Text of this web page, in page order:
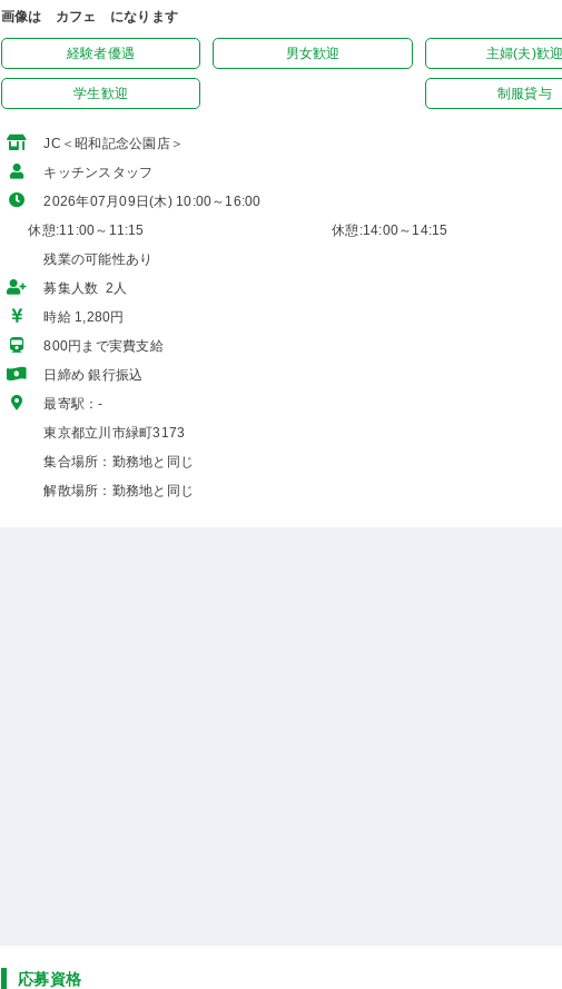
画像は カフェ になります
経験者優遇 男女歓迎 主婦(夫)歓
学生歓迎 制服貸与
JC＜昭和記念公園店＞
キッチンスタッフ
2026年07月09日(木) 10:00～16:00
休憩:11:00～11:15
休憩:14:00～14:15
残業の可能性あり
募集人数 2人
時給 1,280円
800円まで実費支給
日締め 銀行振込
最寄駅：-
東京都立川市緑町3173
集合場所：勤務地と同じ
解散場所：勤務地と同じ
応募資格